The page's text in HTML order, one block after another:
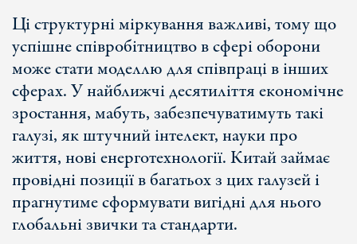
Ці структурні міркування важливі, тому що
успішне співробітництво в сфері оборони
може стати моделлю для співпраці в інших
сферах. У найближчі десятиліття економічне
зростання, мабуть, забезпечуватимуть такі
галузі, як штучний інтелект, науки про
життя, нові енерготехнології. Китай займає
провідні позиції в багатьох з цих галузей і
прагнутиме сформувати вигідні для нього
глобальні звички та стандарти.